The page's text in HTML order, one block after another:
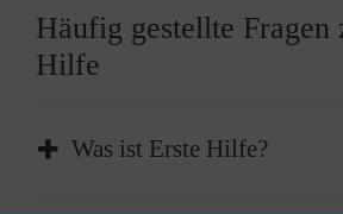
Häufig gestellte Fragen
Hilfe
Was ist Erste Hilfe?